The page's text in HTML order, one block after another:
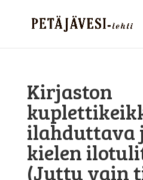
Kirjaston
ilahduttava
kielen
(Juttu vain